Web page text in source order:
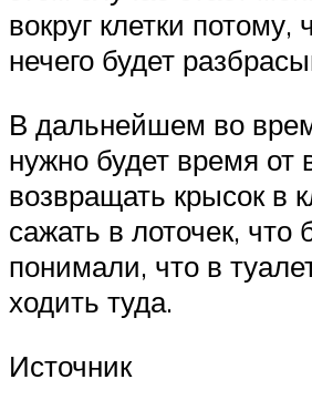
вокруг клетки потому,
нечего будет
В дальнейшем во
нужно будет время от
возвращать крысок в
сажать в лоточек, что
понимали, что в
ходить туда.
Источник